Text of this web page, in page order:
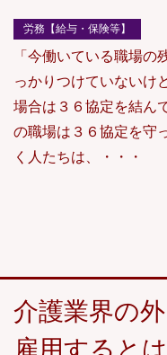
労務【給与・保険等】
「今働いている職場の
っかりつけていないけ
場合は３６協定を結ん
の職場は３６協定を守
く人たちは、・・・
介護業界の
雇用すると